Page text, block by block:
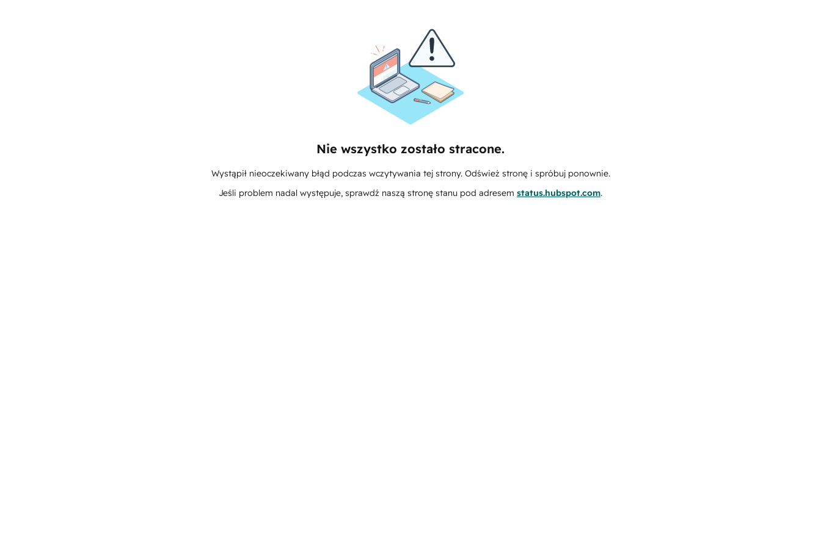
Nie wszystko zostało stracone.
Wystąpił nieoczekiwany błąd podczas wczytywania tej strony. Odśwież stronę i spróbuj ponownie.
Jeśli problem nadal występuje, sprawdź naszą stronę stanu pod adresem status.hubspot.com.